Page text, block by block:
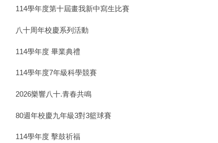
114學年度第十屆畫我新中寫生比賽
八十周年校慶系列活動
114學年度 畢業典禮
114學年度7年級科學競賽
2026樂響八十.青春共鳴
80週年校慶九年級3對3籃球賽
114學年度 擊鼓祈福